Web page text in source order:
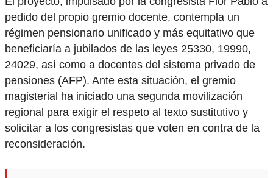
pedido del propio gremio docente, contempla un
régimen pensionario unificado y más equitativo que
beneficiaría a jubilados de las leyes 25330, 19990,
24029, así como a docentes del sistema privado de
pensiones (AFP). Ante esta situación, el gremio
magisterial ha iniciado una segunda movilización
regional para exigir el respeto al texto sustitutivo y
solicitar a los congresistas que voten en contra de la
reconsideración.